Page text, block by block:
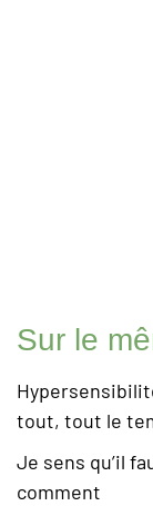
Sur le
tout, tout le
Je sens qu’il
comment